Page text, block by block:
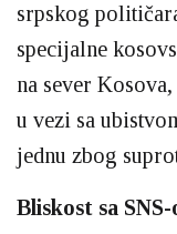
srpskog
specijalne
na sever
u vezi sa
jednu zbog
Bliskost sa SNS-